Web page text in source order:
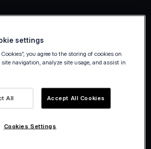
settings
you agree to the storing of cookies on
site navigation, analyze site usage, and assist in
All Accept All Cookies
Cookies Settings